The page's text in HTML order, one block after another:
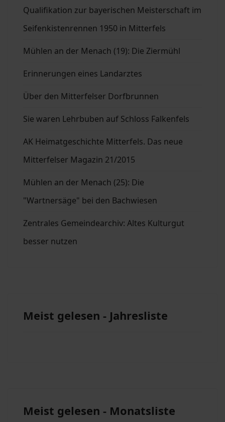
Qualifikation zur bayerischen Meisterschaft im
Seifenkistenrennen 1950 in Mitterfels
Mühlen an der Menach (19): Die Ziermühl
Erinnerungen eines Landarztes
Über den Mitterfelser Dorfbrunnen
Sie waren Lehrbuben auf Schloss Falkenfels
AK Heimatgeschichte Mitterfels. Das neue
Mitterfelser Magazin 21/2015
Mühlen an der Menach (25): Die
"Wartnersäge" bei den Bachwiesen
Zentrales Gemeindearchiv: Altes Kulturgut
besser nutzen
Meist gelesen - Jahresliste
Meist gelesen - Monatsliste